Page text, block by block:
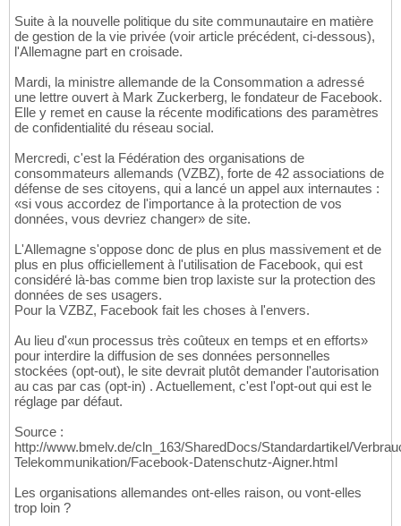
Suite à la nouvelle politique du site communautaire en matière
de gestion de la vie privée (voir article précédent, ci-dessous),
l'Allemagne part en croisade.
Mardi, la ministre allemande de la Consommation a adressé
une lettre ouvert à Mark Zuckerberg, le fondateur de Facebook.
Elle y remet en cause la récente modifications des paramètres
de confidentialité du réseau social.
Mercredi, c'est la Fédération des organisations de
consommateurs allemands (VZBZ), forte de 42 associations de
défense de ses citoyens, qui a lancé un appel aux internautes :
«si vous accordez de l'importance à la protection de vos
données, vous devriez changer» de site.
L'Allemagne s'oppose donc de plus en plus massivement et de
plus en plus officiellement à l'utilisation de Facebook, qui est
considéré là-bas comme bien trop laxiste sur la protection des
données de ses usagers.
Pour la VZBZ, Facebook fait les choses à l'envers.
Au lieu d'«un processus très coûteux en temps et en efforts»
pour interdire la diffusion de ses données personnelles
stockées (opt-out), le site devrait plutôt demander l'autorisation
au cas par cas (opt-in) . Actuellement, c'est l'opt-out qui est le
réglage par défaut.
Source :
http://www.bmelv.de/cln_163/SharedDocs/Standardartikel/
Telekommunikation/Facebook-Datenschutz-Aigner.html
Les organisations allemandes ont-elles raison, ou vont-elles
trop loin ?